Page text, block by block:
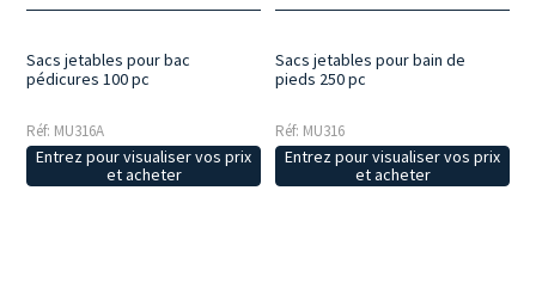
Sacs jetables pour bac
pédicures 100 pc
Réf: MU316A
Entrez pour visualiser vos prix
et acheter
Sacs jetables pour bain de
pieds 250 pc
Réf: MU316
Entrez pour visualiser vos prix
et acheter